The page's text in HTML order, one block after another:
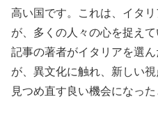
高い国です。これは、イタ
が、多くの人々の心を捉え
記事の著者がイタリアを選
が、異文化に触れ、新しい
見つめ直す良い機会になった